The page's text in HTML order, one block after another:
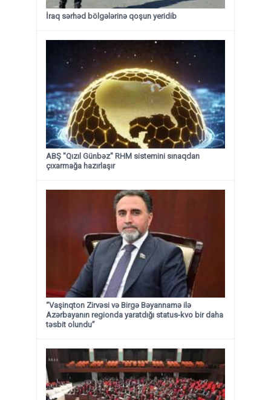
İraq sərhəd bölgələrinə qoşun yeridib
ABŞ "Qızıl Günbəz" RHM sistemini sınaqdan
çıxarmağa hazırlaşır
“Vaşinqton Zirvəsi və Birgə Bəyannamə ilə
Azərbayanın regionda yaratdığı status-kvo bir daha
təsbit olundu”